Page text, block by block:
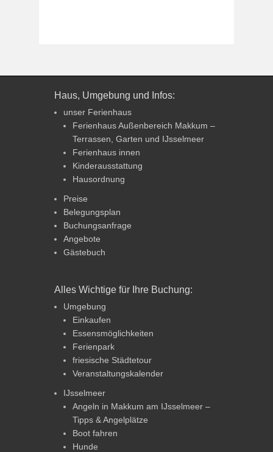
Haus, Umgebung und Infos:
unser Ferienhaus
Ferienhaus Außenbereich Makkum –
Terrassen, Garten und IJsselmeer
Ferienhaus innen
Kinderausstattung
Hausordnung
Preise
Belegungsplan
Buchungsanfrage
Angebote
Gästebuch
Alles Wichtige für Ihre Buchung:
Umgebung
Einkaufen
Essensmöglichkeiten
Ferienpark
friesische Städtetour
Veranstaltungskalender
IJsselmeer
Angeln in Makkum am IJsselmeer –
Tipps & Angelplätze
Boot fahren
Hunde